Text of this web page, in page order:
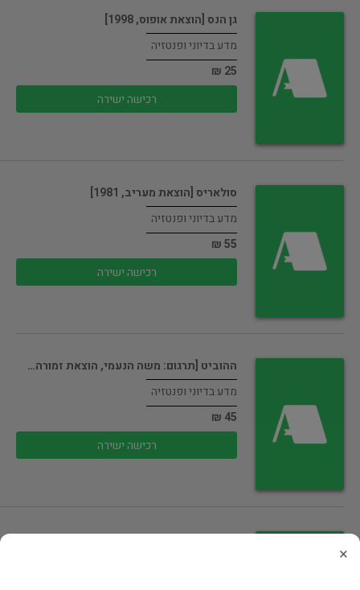
גן הנס [הוצאת אופוס, 1998]
מדע בדיוני ופנטזיה
25 ₪
רכישה ישירה
סולאריס [הוצאת מעריב, 1981]
מדע בדיוני ופנטזיה
55 ₪
רכישה ישירה
ההוביט [תרגום: משה הנעמי, הוצאת זמורה…
מדע בדיוני ופנטזיה
45 ₪
רכישה ישירה
עימות המלכים ב- מהדורה מחודשת :…
×